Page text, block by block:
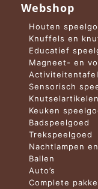
Webshop
Houten
Knuffels en
Educatief
Magneet- en
Sensorisch
Knutselartikelen
Keuken
Badspeelgoed
Trekspeelgoed
Nachtlampen
Ballen
Auto’s
Complete